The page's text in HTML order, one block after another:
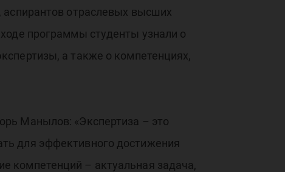
аспирантов отраслевых высших
программы студенты узнали о
а также о компетенциях,
Манылов: «Экспертиза – это
для эффективного достижения
компетенций – актуальная задача,